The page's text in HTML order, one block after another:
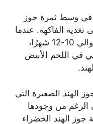
في وسط ثمرة جوز
تغذية الفاكهة. عندما
ينضج جوز الهند، والذي يستغرق حوالي 10-12 شهرًا،
في اللحم الأبيض
الهند الصغيرة التي
7 أشهر، على الرغم من وجودها
جوز الهند الخضراء